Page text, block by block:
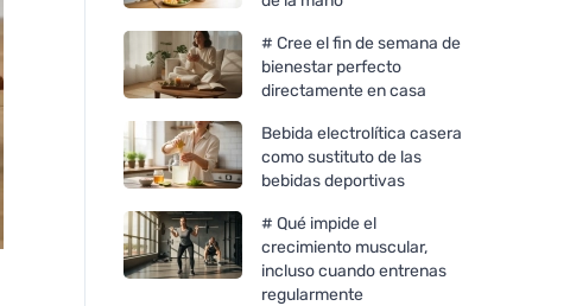
# Cree el fin de semana de
bienestar perfecto
directamente en casa
Bebida electrolítica casera
como sustituto de las
bebidas deportivas
# Qué impide el
crecimiento muscular,
incluso cuando entrenas
regularmente